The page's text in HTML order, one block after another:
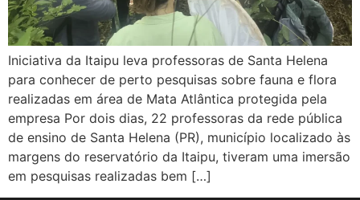
Iniciativa da Itaipu leva professoras de Santa Helena
para conhecer de perto pesquisas sobre fauna e flora
realizadas em área de Mata Atlântica protegida pela
empresa Por dois dias, 22 professoras da rede pública
de ensino de Santa Helena (PR), município localizado às
margens do reservatório da Itaipu, tiveram uma imersão
em pesquisas realizadas bem […]